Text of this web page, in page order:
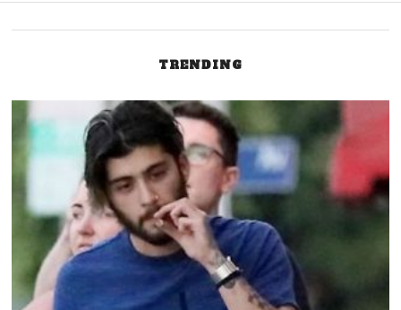
TRENDING